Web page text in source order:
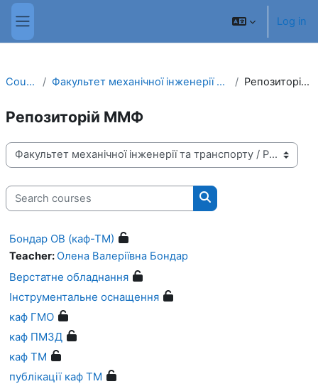
Skip to main content
Side panel
Log in
Courses Факультет механічної інженерії та транспорту Репозиторій ММФ
Репозиторій ММФ
Course categories
Search courses
Search courses
Бондар ОВ (каф-ТМ)
Teacher:Олена Валеріївна Бондар
Верстатне обладнання
Інструментальне оснащення
каф ГМО
каф ПМЗД
каф ТМ
публікації каф ТМ